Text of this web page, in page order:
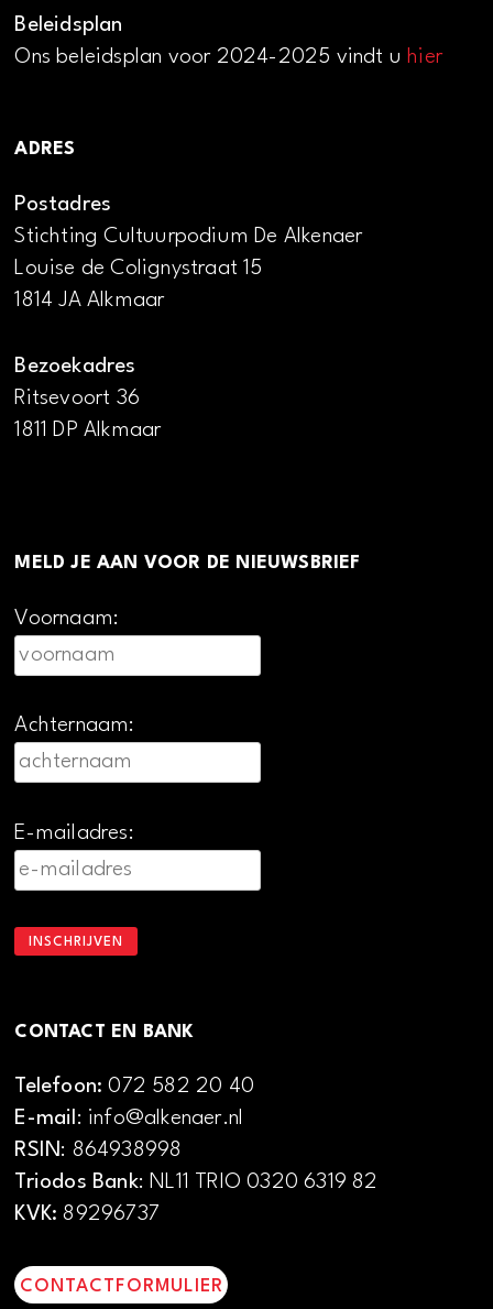
Beleidsplan
Ons beleidsplan voor 2024-2025 vindt uhier
ADRES
Postadres
Stichting Cultuurpodium De Alkenaer
Louise de Colignystraat 15
1814 JA Alkmaar
Bezoekadres
Ritsevoort 36
1811 DP Alkmaar
MELD JE AAN VOOR DE NIEUWSBRIEF
Voornaam:
Achternaam:
E-mailadres:
CONTACT EN BANK
Telefoon:072 582 20 40
E-mail: info@alkenaer.nl
RSIN: 864938998
Triodos Bank: NL11 TRIO 0320 6319 82
KVK: 89296737
CONTACTFORMULIER